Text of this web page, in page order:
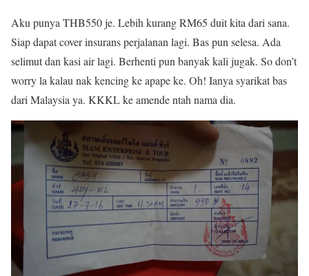
Aku punya THB550 je. Lebih kurang RM65 duit kita dari sana.
Siap dapat cover insurans perjalanan lagi. Bas pun selesa. Ada
selimut dan kasi air lagi. Berhenti pun banyak kali jugak. So don’t
worry la kalau nak kencing ke apape ke. Oh! Ianya syarikat bas
dari Malaysia ya. KKKL ke amende ntah nama dia.